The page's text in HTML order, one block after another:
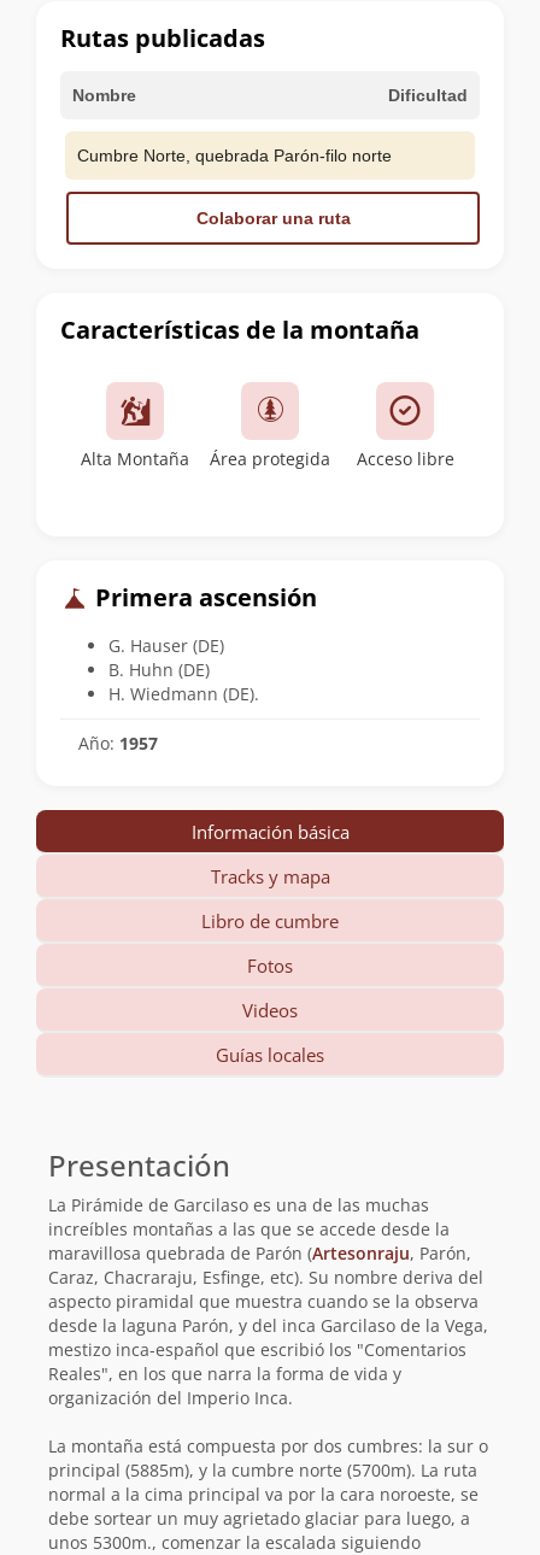
cumbre
Características de la montaña
Alta Montaña Área protegida Acceso libre
Primera ascensión
G. Hauser (DE)
B. Huhn (DE)
H. Wiedmann (DE).
Año: 1957
Rutas publicadas
Nombre Dificultad
Cumbre Norte, quebrada Parón-filo norte
Colaborar una ruta
Información básica
Tracks y mapa
Libro de cumbre
Fotos
Videos
Guías locales
básica
Presentación
La Pirámide de Garcilaso es una de las muchas
increíbles montañas a las que se accede desde la
maravillosa quebrada de Parón (Artesonraju, Parón,
Caraz, Chacraraju, Esfinge, etc). Su nombre deriva del
aspecto piramidal que muestra cuando se la observa
desde la laguna Parón, y del inca Garcilaso de la Vega,
mestizo inca-español que escribió los "Comentarios
Reales", en los que narra la forma de vida y
organización del Imperio Inca.
La montaña está compuesta por dos cumbres: la sur o
principal (5885m), y la cumbre norte (5700m). La ruta
normal a la cima principal va por la cara noroeste, se
debe sortear un muy agrietado glaciar para luego, a
unos 5300m., comenzar la escalada siguiendo